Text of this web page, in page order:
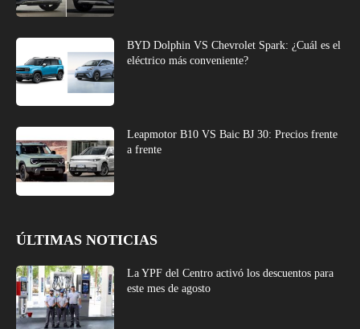
BYD Dolphin VS Chevrolet Spark: ¿Cuál es el
eléctrico más conveniente?
Leapmotor B10 VS Baic BJ 30: Precios frente
a frente
ÚLTIMAS NOTICIAS
La YPF del Centro activó los descuentos para
este mes de agosto